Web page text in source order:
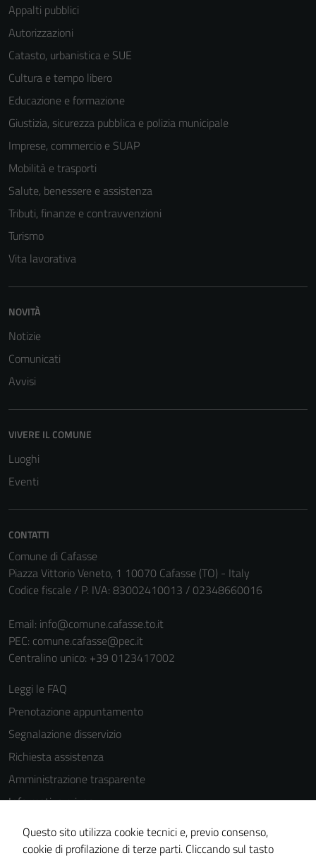
Appalti pubblici
Autorizzazioni
Catasto, urbanistica e SUE
Cultura e tempo libero
Educazione e formazione
Giustizia, sicurezza pubblica e polizia municipale
Imprese, commercio e SUAP
Mobilità e trasporti
Salute, benessere e assistenza
Tributi, finanze e contravvenzioni
Turismo
Vita lavorativa
NOVITÀ
Notizie
Comunicati
Avvisi
VIVERE IL COMUNE
Luoghi
Eventi
CONTATTI
Comune di Cafasse
Piazza Vittorio Veneto, 1 10070 Cafasse (TO) - Italy
Codice fiscale / P. IVA: 83002410013 / 02348660016
Email: info@comune.cafasse.to.it
PEC: comune.cafasse@pec.it
Centralino unico: +39 0123417002
Leggi le FAQ
Prenotazione appuntamento
Segnalazione disservizio
Richiesta assistenza
Amministrazione trasparente
Informativa privacy
Cookie Policy
Note legali
Questo sito utilizza cookie tecnici e, previo consenso,
cookie di profilazione di terze parti. Cliccando sul tasto
possono